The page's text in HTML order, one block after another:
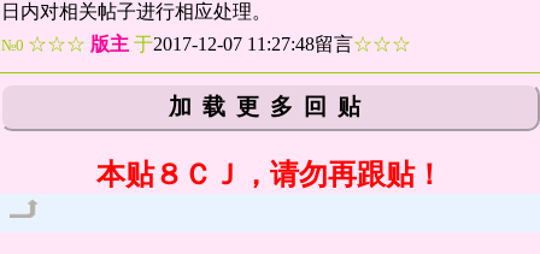
日内对相关帖子进行相应处理。
№0 ☆☆☆ 版主 于2017-12-07 11:27:48留言☆☆☆
加载更多回贴
本贴８ＣＪ，请勿再跟贴！